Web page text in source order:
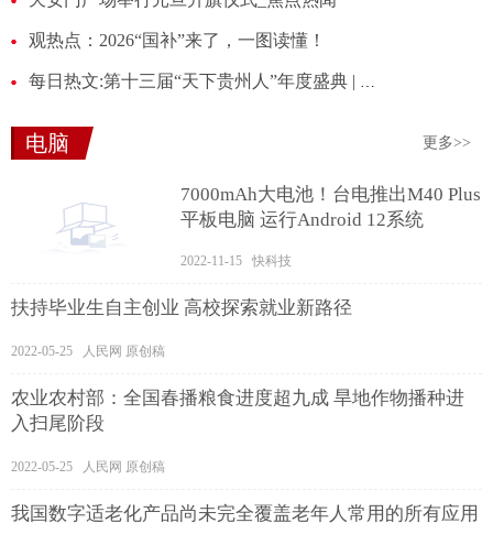
观热点：2026“国补”来了，一图读懂！
每日热文:第十三届“天下贵州人”年度盛典 | 勘设股份桥梁工程师赵凯 ：让贵州造跨越长江
电脑 更多>>
7000mAh大电池！台电推出M40 Plus
平板电脑 运行Android 12系统
2022-11-15 快科技
扶持毕业生自主创业 高校探索就业新路径
2022-05-25 人民网 原创稿
农业农村部：全国春播粮食进度超九成 旱地作物播种进
入扫尾阶段
2022-05-25 人民网 原创稿
我国数字适老化产品尚未完全覆盖老年人常用的所有应用